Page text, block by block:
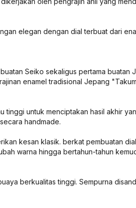
elegan dengan dial terbuat dari
Seiko sekaligus pertama buatan
enamel tradisional Jepang
untuk menciptakan hasil akhir
handmade.
kesan klasik. berkat pembuatan
warna hingga bertahun-tahun
berkualitas tinggi. Sempurna